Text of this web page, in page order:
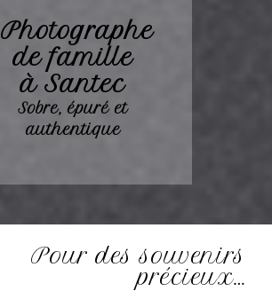
Photographe
de famille
à Santec
Sobre, épuré et
authentique
Pour des souvenirs
précieux…